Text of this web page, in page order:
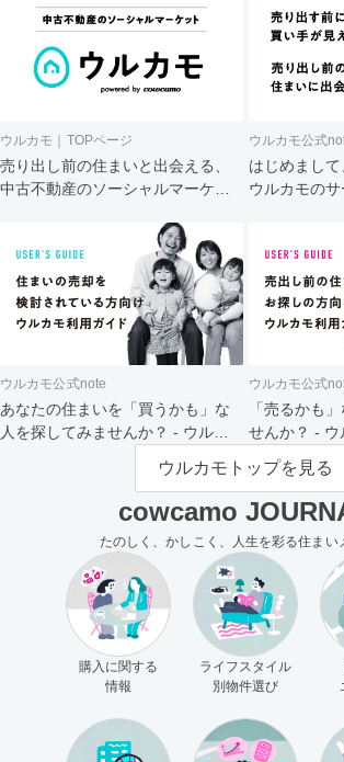
ウルカモ｜TOPページ
売り出し前の住まいと出会える、
中古不動産のソーシャルマーケッ
ウルカモ公式
はじめまし
ウルカモの
ウルカモ公式note
あなたの住まいを「買うかも」な
人を探してみませんか？ - ウルカ
ウルカモ公式
「売るかも
せんか？ - ウ
主さま向け）
ウルカモトップを見る
cowcamo
たのしく、かしこく、人生を彩る住まい
購入に関する
情報
ライフスタイル
別物件選び